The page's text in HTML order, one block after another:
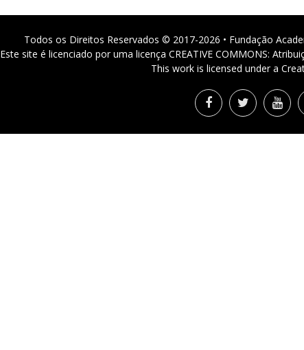
Todos os Direitos Reservados © 2017-2026 • Fundação
Este site é licenciado por uma licença CREATIVE COMMONS:
This work is licensed under a